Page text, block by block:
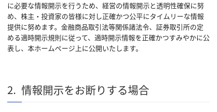
に必要な情報開示を行うため、経営の情報開示と透明性確保に努
め、株主・投資家の皆様に対し正確かつ公平にタイムリーな情報
提供に努めます。金融商品取引法等関係諸法令、証券取引所の定
める適時開示規則に従って、適時開示情報を正確かつすみやかに公
表し、本ホームページ上に公開いたします。
2. 情報開示をお断りする場合